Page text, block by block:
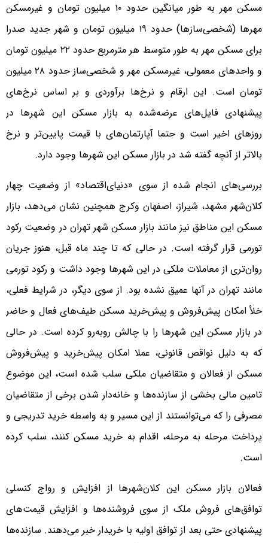
مسکن مهر به طور میانگین حدود ۱۰ میلیون تومان و غیرمسکن
مهرها (شخصی‌‌‌سازها) حدود ۱۹ میلیون تومان و شهر جدید صدرا
برای مسکن مهر به طور متوسط هر مترمربع حدود ۲۲ میلیون تومان
و واحدهای معمولی، غیرمسکن مهر و شخصی‌‌‌ساز حدود ۲۸ میلیون
تومان است. این ارقام و نرخ‌ها برآوردی و بر اساس نرخ‌های
پیشنهادی فایل‌‌‌های عرضه‌شده به بازار مسکن این شهرها در
روزهای اخیر است و حتما آپارتمان‌‌‌های با قیمت پایین‌‌‌تر و نرخ
بالاتر از آنچه گفته شد در بازار مسکن این شهرها وجود دارد.
بررسی‌‌‌های انجام شده از سوی «دنیای‌اقتصاد» از وضعیت چهار
کلان‌شهر مشهد، شیراز، اصفهان وکرج همچنین نشان می‌دهد، بازار
مسکن این مناطق نیز مانند بازار مسکن شهر تهران در وضعیت رکود
تورمی قرار گرفته است. در حالی که تا چند ماه قبل، هنوز جریان
روان‌‌‌تری از معاملات ملکی در این شهرها وجود داشت و رکود تورمی
مانند تهران در آنها عمیق نشده بود. از سوی دیگر، در شرایط فعلی،
خلأ امکان پیش‌‌‌فروش و پیش‌‌‌خرید مسکن طیف‌‌‌های فعال و حاضر
در بازار مسکن این شهرها را با چالش روبه‌رو کرده است. در حالی
که به دلیل نواقص قانونی، عملا امکان پیش‌‌‌خرید و پیش‌‌‌فروش
مسکن از فعالان و متقاضیان ملکی سلب شده است، این موضوع
تامین مالی بخشی از سازنده‌‌‌ها و خانه‌‌‌دار شدن برخی از متقاضیان
مصرفی را که می‌توانستند از این مسیر و به واسطه خرید تدریجی و
پرداخت مرحله به مرحله، اقدام به خرید مسکن کنند، سلب کرده
است.
فعالان بازار مسکن این کلان‌شهرها از افزایش و رواج کنسلی
توافق‌‌‌های فروش ملک از سوی فروشنده‌‌‌ها و افزایش قیمت‌های
پیشنهادی حتی بعد از توافق اولیه با خریدار خبر می‌دهند. سازنده‌‌‌ها